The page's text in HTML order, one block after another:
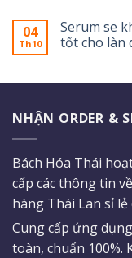
04
Th10
Serum se
tốt cho làn
NHẬN ORDER &
Bách Hóa Thái
cấp các thông tin
hàng Thái Lan sỉ lẻ
Cung cấp ứng
toàn, chuẩn 100%.